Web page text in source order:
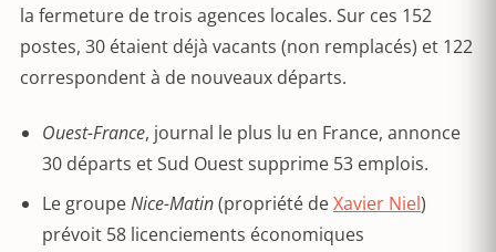
la fermeture de trois agences locales. Sur ces 152
postes, 30 étaient déjà vacants (non remplacés) et 122
correspondent à de nouveaux départs.
Ouest-France, journal le plus lu en France, annonce
30 départs et Sud Ouest supprime 53 emplois.
Le groupeNice-Matin(propriété deXavier Niel)
prévoit 58 licenciements économiques